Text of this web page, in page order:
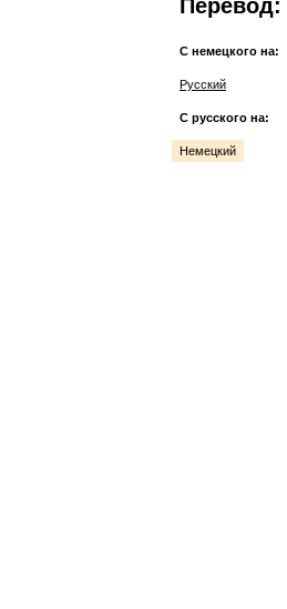
Перевод:
С немецкого на:
Русский
С русского на:
Немецкий